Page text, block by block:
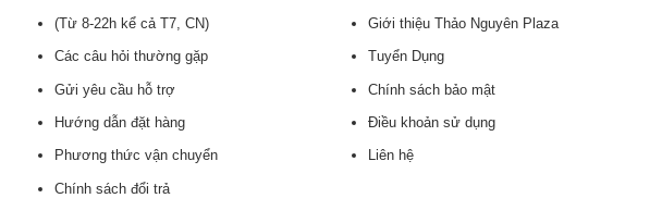
(Từ 8-22h kể cả T7, CN)
Các câu hỏi thường gặp
Gửi yêu cầu hỗ trợ
Hướng dẫn đặt hàng
Phương thức vận chuyển
Chính sách đổi trả
Giới thiệu Thảo Nguyên Plaza
Tuyển Dụng
Chính sách bảo mật
Điều khoản sử dụng
Liên hệ